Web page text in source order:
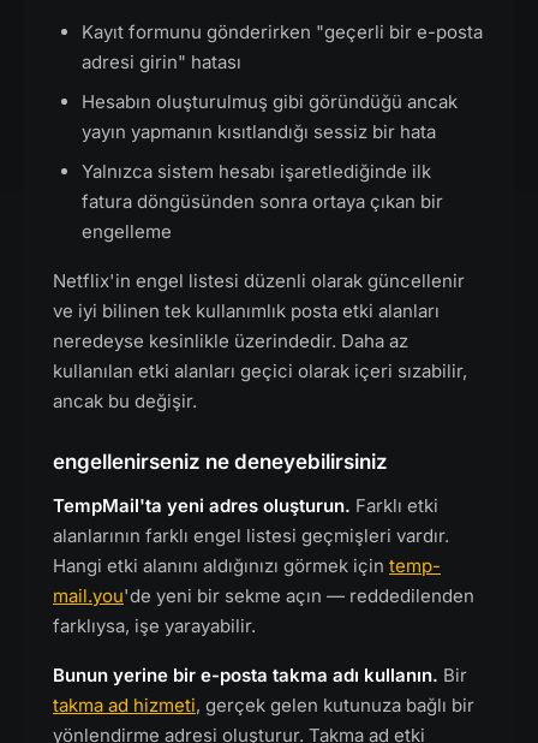
Kayıt formunu gönderirken "geçerli bir e-posta
adresi girin" hatası
Hesabın oluşturulmuş gibi göründüğü ancak
yayın yapmanın kısıtlandığı sessiz bir hata
Yalnızca sistem hesabı işaretlediğinde ilk
fatura döngüsünden sonra ortaya çıkan bir
engelleme
Netflix'in engel listesi düzenli olarak güncellenir
ve iyi bilinen tek kullanımlık posta etki alanları
neredeyse kesinlikle üzerindedir. Daha az
kullanılan etki alanları geçici olarak içeri sızabilir,
ancak bu değişir.
engellenirseniz ne deneyebilirsiniz
TempMail'ta yeni adres oluşturun. Farklı etki
alanlarının farklı engel listesi geçmişleri vardır.
Hangi etki alanını aldığınızı görmek için temp-
mail.you'de yeni bir sekme açın — reddedilenden
farklıysa, işe yarayabilir.
Bunun yerine bir e-posta takma adı kullanın. Bir
takma ad hizmeti, gerçek gelen kutunuza bağlı bir
yönlendirme adresi oluşturur. Takma ad etki